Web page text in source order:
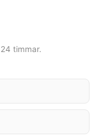
timmar.